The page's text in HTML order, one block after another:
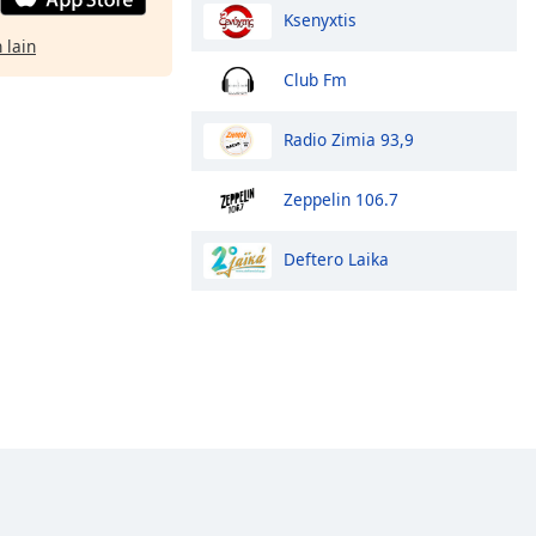
lain
Ksenyxtis
Club Fm
Radio Zimia 93,9
Zeppelin 106.7
Deftero Laika